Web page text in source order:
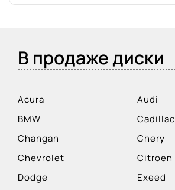
В продаже диски
Acura
Audi
BMW
Cadillac
Changan
Chery
Chevrolet
Citroen
Dodge
Exeed